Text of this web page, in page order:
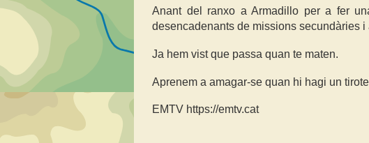
Anant del ranxo a Armadillo per a fer
desencadenants de missions secundàries
Ja hem vist que passa quan te maten.
Aprenem a amagar-se quan hi hagi un
EMTV https://emtv.cat